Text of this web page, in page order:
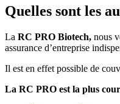
Quelles sont les
La RC PRO Biotech, nous
assurance d’entreprise
Il est en effet possible de
La RC PRO est la plus